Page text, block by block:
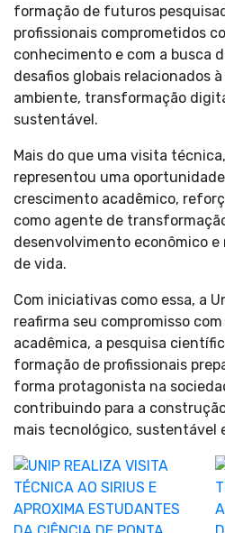
formação de futuros
profissionais comprometidos
conhecimento e com a busca
desafios globais relacionados
ambiente, transformação
sustentável.
Mais do que uma visita
representou uma
crescimento acadêmico,
como agente de
desenvolvimento econômico
de vida.
Com iniciativas como essa, a
reafirma seu compromisso
acadêmica, a pesquisa
formação de profissionais
forma protagonista na
contribuindo para a
mais tecnológico, sustentável